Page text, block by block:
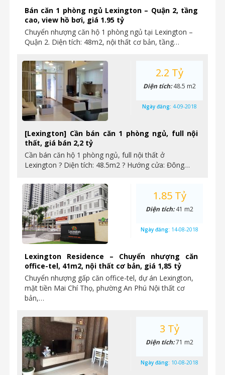
Bán căn 1 phòng ngủ Lexington – Quận 2, tầng
cao, view hồ bơi, giá 1.95 tỷ
Chuyển nhượng căn hộ 1 phòng ngủ tại Lexington –
Quận 2. Diện tích: 48m2, nội thất cơ bản, tầng…
[Lexington] Cần bán căn 1 phòng ngủ, full nội
thất, giá bán 2,2 tỷ
Cần bán căn hộ 1 phòng ngủ, full nội thất ở
Lexington ? Diện tích: 48.5m2 ? Hướng cửa: Đông…
2.2 Tỷ
Diện tích:48.5 m2
Ngày đăng: 4-09-2018
Lexington Residence – Chuyển nhượng căn
office-tel, 41m2, nội thất cơ bản, giá 1,85 tỷ
Chuyển nhượng gấp căn office-tel, dự án Lexington,
mặt tiền Mai Chí Thọ, phường An Phú Nội thất cơ
bản,…
1.85 Tỷ
Diện tích:41 m2
Ngày đăng: 14-08-2018
3 Tỷ
Diện tích:71 m2
Ngày đăng: 10-08-2018